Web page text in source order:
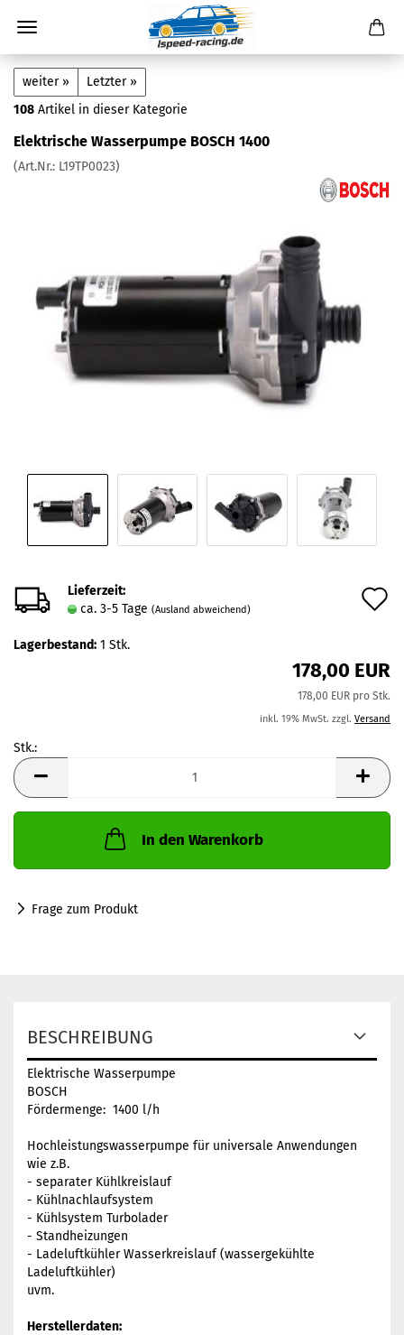
weiter »
Letzter »
108 Artikel in dieser Kategorie
Elektrische Wasserpumpe BOSCH 1400
(Art.Nr.: L19TP0023)
Lieferzeit:
ca. 3-5 Tage (Ausland abweichend)
Lagerbestand: 1 Stk.
178,00 EUR
178,00 EUR pro Stk.
inkl. 19% MwSt. zzgl. Versand
Stk.:
Stk.
In den Warenkorb
Frage zum Produkt
BESCHREIBUNG
Elektrische Wasserpumpe
BOSCH
Fördermenge: 1400 l/h
Hochleistungswasserpumpe für universale Anwendungen
wie z.B.
- separater Kühlkreislauf
- Kühlnachlaufsystem
- Kühlsystem Turbolader
- Standheizungen
- Ladeluftkühler Wasserkreislauf (wassergekühlte
Ladeluftkühler)
uvm.
Herstellerdaten: